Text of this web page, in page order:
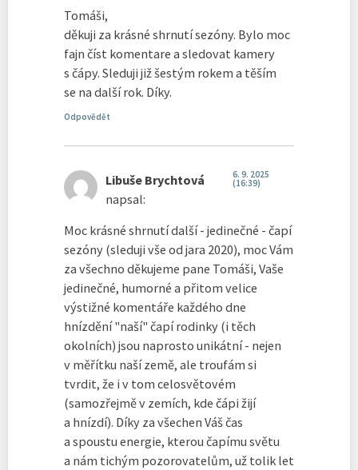
Tomáši,
děkuji za krásné shrnutí sezóny. Bylo moc
fajn číst komentare a sledovat kamery
s čápy. Sleduji již šestým rokem a těším
se na další rok. Díky.
Odpovědět
Libuše Brychtová
napsal:
6. 9. 2025
(16:39)
Moc krásné shrnutí další - jedinečné - čapí
sezóny (sleduji vše od jara 2020), moc Vám
za všechno děkujeme pane Tomáši, Vaše
jedinečné, humorné a přitom velice
výstižné komentáře každého dne
hnízdění "naší" čapí rodinky (i těch
okolních) jsou naprosto unikátní - nejen
v měřítku naší země, ale troufám si
tvrdit, že i v tom celosvětovém
(samozřejmě v zemích, kde čápi žijí
a hnízdí). Díky za všechen Váš čas
a spoustu energie, kterou čapímu světu
a nám tichým pozorovatelům, už tolik let